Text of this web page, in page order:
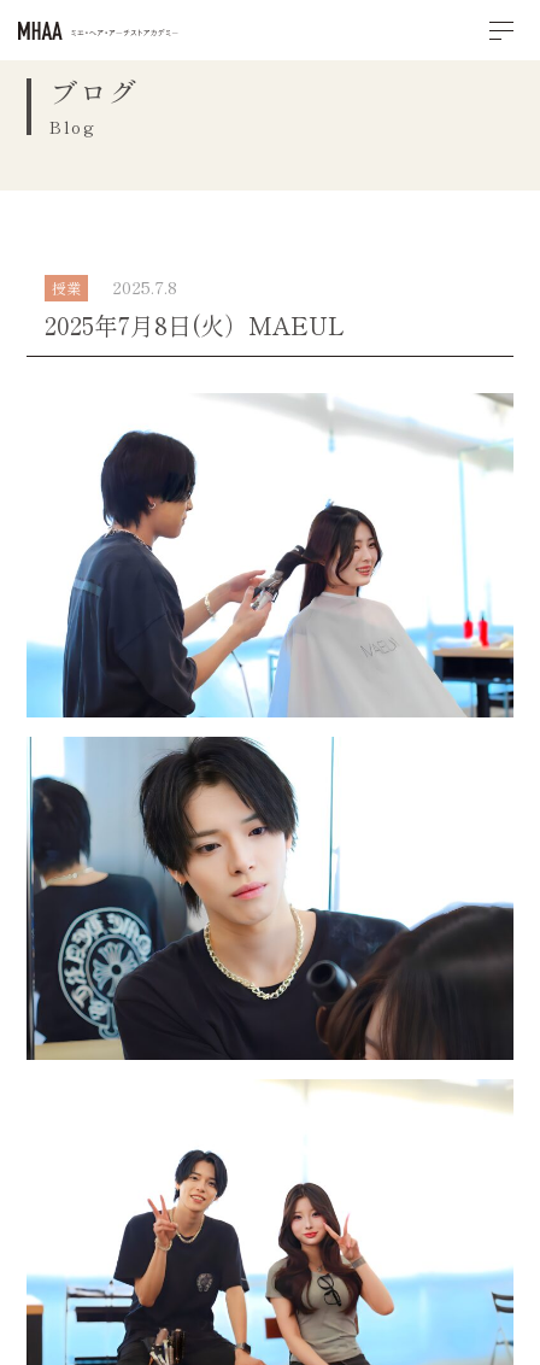
ブログ
Blog
授業 2025.7.8
2025年7月8日(火）MAEUL